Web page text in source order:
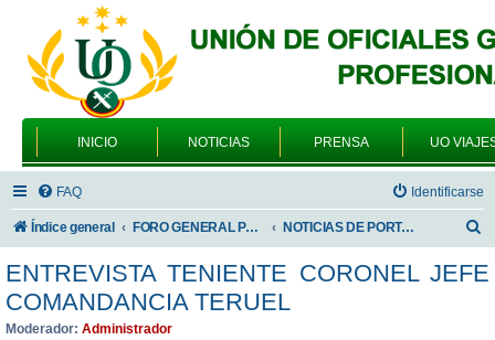
INICIO NOTICIAS PRENSA UO
FAQ Identificarse
Índice general FORO GENERAL PARA TODOS LOS USUARIOS NOTICIAS DE PORTADA
s
ENTREVISTA TENIENTE CORONEL JEFE
COMANDANCIA TERUEL
Moderador: Administrador